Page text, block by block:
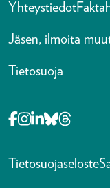
Yhteystiedot
Jäsen, ilmoita
Tietosuoja
Opens in a new
Opens in a
Opens in a
Opens in
Tietosuojaseloste